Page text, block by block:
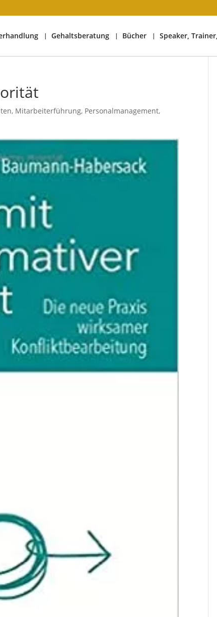
Gehaltsberatung Bücher Speaker,
, Mitarbeiterführung, Personalmanagement,